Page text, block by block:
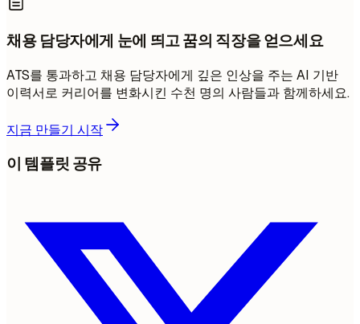
채용 담당자에게 눈에 띄고 꿈의 직장을 얻으세요
ATS를 통과하고 채용 담당자에게 깊은 인상을 주는 AI 기반
이력서로 커리어를 변화시킨 수천 명의 사람들과 함께하세요.
지금 만들기 시작
이 템플릿 공유